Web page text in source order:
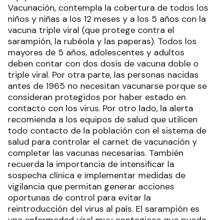
Vacunación, contempla la cobertura de todos los
niños y niñas a los 12 meses y a los 5 años con la
vacuna triple viral (que protege contra el
sarampión, la rubéola y las paperas). Todos los
mayores de 5 años, adolescentes y adultos
deben contar con dos dosis de vacuna doble o
triple viral. Por otra parte, las personas nacidas
antes de 1965 no necesitan vacunarse porque se
consideran protegidos por haber estado en
contacto con los virus. Por otro lado, la alerta
recomienda a los equipos de salud que utilicen
todo contacto de la población con el sistema de
salud para controlar el carnet de vacunación y
completar las vacunas necesarias. También
recuerda la importancia de intensificar la
sospecha clínica e implementar medidas de
vigilancia que permitan generar acciones
oportunas de control para evitar la
reintroducción del virus al país. El sarampión es